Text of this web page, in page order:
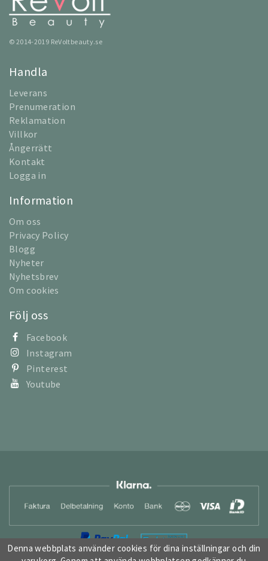
© 2014-2019 ReVoltbeauty.se
Handla
Leverans
Prenumeration
Reklamation
Villkor
Ångerrätt
Kontakt
Logga in
Information
Om oss
Privacy Policy
Blogg
Nyheter
Nyhetsbrev
Om cookies
Följ oss
Facebook
Instagram
Pinterest
Youtube
Denna webbplats använder cookies för dina inställningar och din